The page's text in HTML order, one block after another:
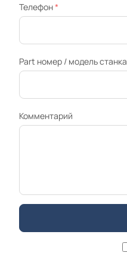
Телефон*
Part номер / модель станка
Комментарий